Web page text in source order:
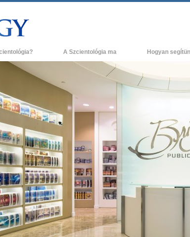
gyakorlatok
hitvallásai és kódexei
a szcientológusok
egy szcientológust!
egyházban
alapelvei
a Dianetikába
gyűlölet –
A Szcientológia ma
Szcientológia egyházak
Új Szcientológia egyházak
Haladó szervezetek
Flag Szárazföldi Bázis
Freewinds
Eljuttatjuk a világnak a Szcientológiát
David Miscavige - A Szcientológia vallás
vezetője
Hogyan